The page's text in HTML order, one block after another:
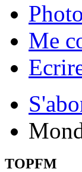
Me
TOPFM